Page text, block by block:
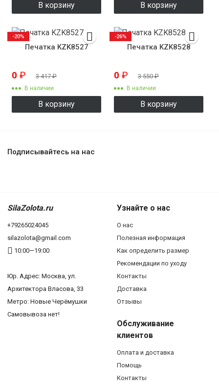
В корзину В корзину
Печатка KZK8527
0 ₽ 3 417₽
В наличии
В корзину
-20%
Печатка KZK8528
0 ₽ 3 550₽
В наличии
В корзину
-26%
Подписывайтесь на нас
SilaZolota.ru
+79265024045
silazolota@gmail.com
10:00—19:00
Юр. Адреc: Москва, ул.
Архитектора Власова, 33
Метро: Новые Черёмушки
Самовывоза нет!
Узнайте о нас
О нас
Полезная информация
Как определить размер
Рекомендации по уходу
Контакты
Доставка
Отзывы
Обслуживание
клиентов
Оплата и доставка
Помощь
Контакты